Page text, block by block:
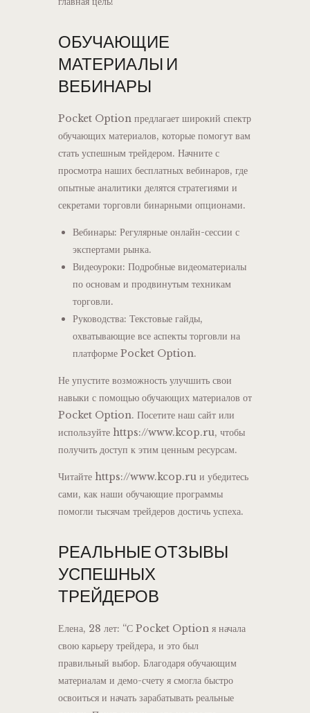
ОБУЧАЮЩИЕ
МАТЕРИАЛЫ И
ВЕБИНАРЫ
Pocket Option предлагает широкий спектр
обучающих материалов, которые помогут вам
стать успешным трейдером. Начните с
просмотра наших бесплатных вебинаров, где
опытные аналитики делятся стратегиями и
секретами торговли бинарными опционами.
Вебинары: Регулярные онлайн-сессии с
экспертами рынка.
Видеоуроки: Подробные видеоматериалы
по основам и продвинутым техникам
торговли.
Руководства: Текстовые гайды,
охватывающие все аспекты торговли на
платформе Pocket Option.
Не упустите возможность улучшить свои
навыки с помощью обучающих материалов от
Pocket Option. Посетите наш сайт или
используйте https://www.kcop.ru, чтобы
получить доступ к этим ценным ресурсам.
Читайте https://www.kcop.ru и убедитесь
сами, как наши обучающие программы
помогли тысячам трейдеров достичь успеха.
РЕАЛЬНЫЕ ОТЗЫВЫ
УСПЕШНЫХ
ТРЕЙДЕРОВ
Елена, 28 лет: “С Pocket Option я начала
свою карьеру трейдера, и это был
правильный выбор. Благодаря обучающим
материалам и демо-счету я смогла быстро
освоиться и начать зарабатывать реальные